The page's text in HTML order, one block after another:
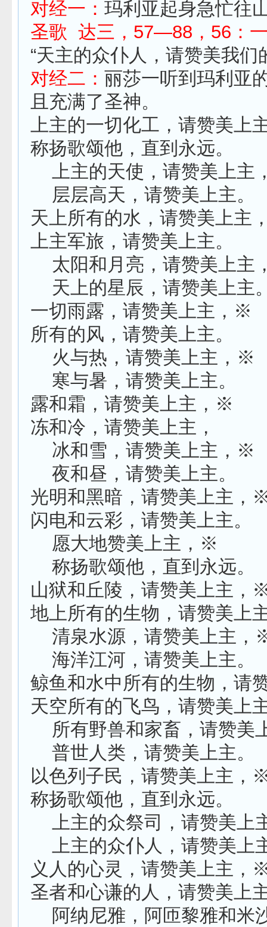
对经一： 玛利亚起身急忙往
圣歌 达三，57—88，56：
“天主的众仆人，请赞美我们
对经二： 丽莎一听到玛利亚
且充满了圣神。
上主的一切化工，请赞美上
称扬歌颂他，直到永远。
上主的天使，请赞美上主
层层高天，请赞美上主。
天上所有的水，请赞美上主
上主军旅，请赞美上主。
太阳和月亮，请赞美上主
天上的星辰，请赞美上主
一切雨露，请赞美上主，※
所有的风，请赞美上主。
火与热，请赞美上主，※
寒与暑，请赞美上主。
露和霜，请赞美上主，※
冻和冷，请赞美上主，
冰和雪，请赞美上主，※
夜和昼，请赞美上主。
光明和黑暗，请赞美上主，
闪电和云彩，请赞美上主。
愿大地赞美上主，※
称扬歌颂他，直到永远。
山狱和丘陵，请赞美上主，
地上所有的生物，请赞美上
清泉水源，请赞美上主，
海洋江河，请赞美上主。
鲸鱼和水中所有的生物，请
天空所有的飞鸟，请赞美上
所有野兽和家畜，请赞美
普世人类，请赞美上主。
以色列子民，请赞美上主，
称扬歌颂他，直到永远。
上主的众祭司，请赞美上
上主的众仆人，请赞美上
义人的心灵，请赞美上主，
圣者和心谦的人，请赞美上
阿纳尼雅，阿匝黎雅和米